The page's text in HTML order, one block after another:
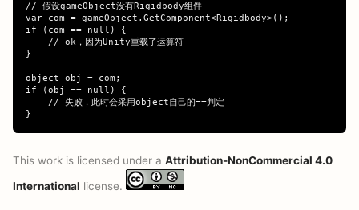
// 假设gameObject没有Rigidbody组件
var com = gameObject.GetComponent<Rigidbody>();
if (com == null) {
    // ok，因为Unity重载了运算符
}
object obj = com;
if (obj == null) {
    // 失败，此时会采用object自己的==判定
This work is licensed under a Attribution-NonCommercial 4.0
International license.